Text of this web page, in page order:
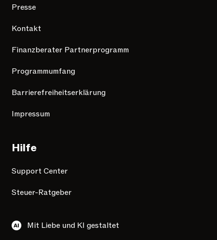
Presse
Kontakt
Finanzberater Partnerprogramm
Programmumfang
Barrierefreiheitserklärung
Impressum
Hilfe
Support Center
Steuer-Ratgeber
Mit Liebe und KI gestaltet